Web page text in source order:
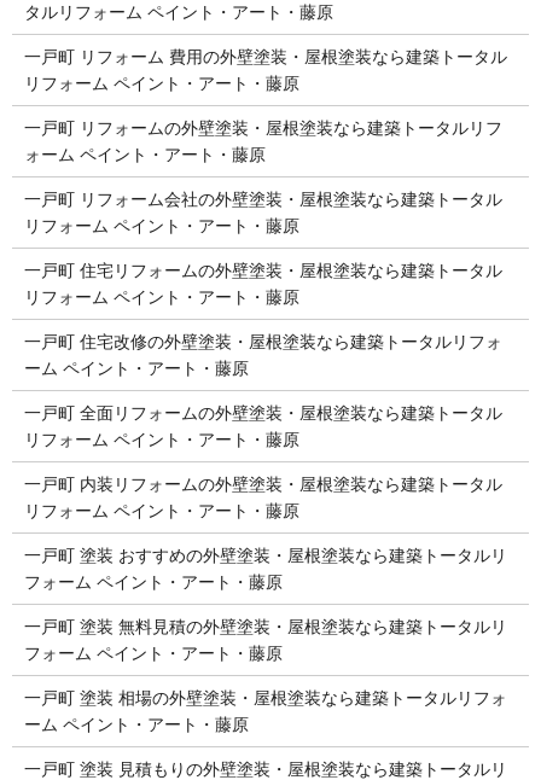
タルリフォーム ペイント・アート・藤原
一戸町 リフォーム 費用の外壁塗装・屋根塗装なら建築トータル
リフォーム ペイント・アート・藤原
一戸町 リフォームの外壁塗装・屋根塗装なら建築トータルリフ
ォーム ペイント・アート・藤原
一戸町 リフォーム会社の外壁塗装・屋根塗装なら建築トータル
リフォーム ペイント・アート・藤原
一戸町 住宅リフォームの外壁塗装・屋根塗装なら建築トータル
リフォーム ペイント・アート・藤原
一戸町 住宅改修の外壁塗装・屋根塗装なら建築トータルリフォ
ーム ペイント・アート・藤原
一戸町 全面リフォームの外壁塗装・屋根塗装なら建築トータル
リフォーム ペイント・アート・藤原
一戸町 内装リフォームの外壁塗装・屋根塗装なら建築トータル
リフォーム ペイント・アート・藤原
一戸町 塗装 おすすめの外壁塗装・屋根塗装なら建築トータルリ
フォーム ペイント・アート・藤原
一戸町 塗装 無料見積の外壁塗装・屋根塗装なら建築トータルリ
フォーム ペイント・アート・藤原
一戸町 塗装 相場の外壁塗装・屋根塗装なら建築トータルリフォ
ーム ペイント・アート・藤原
一戸町 塗装 見積もりの外壁塗装・屋根塗装なら建築トータルリ